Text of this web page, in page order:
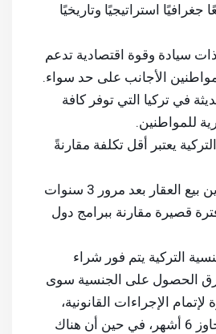
جغرافيًا استراتيجيًا وتاريخيًا
ذات سيادة وقوة اقتصادية تدعم
الأجانب على حد سواء.
في تركيا التي توفر كافة
للمواطنين.
يعتبر أقل تكلفة مقارنةً
يمكن للمستثمرين بيع العقار بعد مرور 3 سنوات
قصيرة مقارنة ببرامج دول
التركية يتم فور شراء
الحصول على الجنسية سوى
الإجراءات القانونية،
والتي عادةً لا تتجاوز 6 أشهر، في حين أن هناك